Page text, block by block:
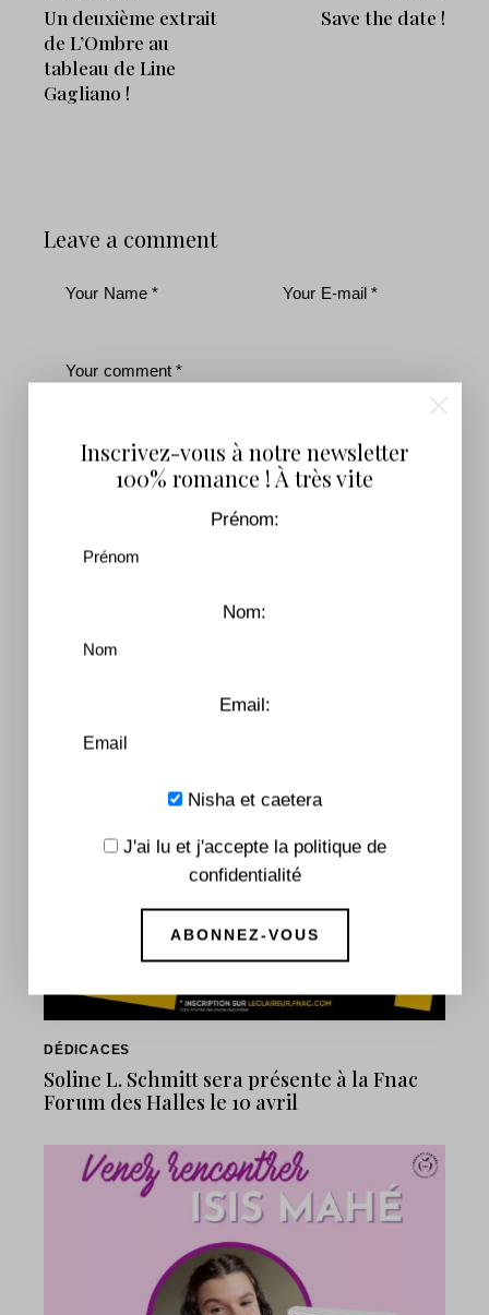
Un deuxième extrait
de L’Ombre au
tableau de Line
Gagliano !
Save the date !
Leave a comment
J'accepte que mes données soumises soient
collectées et stockées.
DÉDICACES
Soline L. Schmitt sera présente à la Fnac
Forum des Halles le 10 avril
Inscrivez-vous à notre newsletter
100% romance ! À très vite
Prénom:
Nom:
Email:
Nisha et caetera
J'ai lu et j'accepte la politique de
confidentialité